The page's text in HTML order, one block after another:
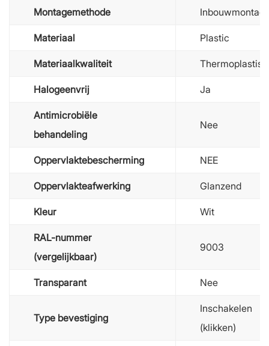
Montagemethode
Materiaal Plastic
Materiaalkwaliteit
Halogeenvrij Ja
Antimicrobiële
behandeling
Nee
Oppervlaktebescherming NEE
Oppervlakteafwerking Glanzend
Kleur Wit
RAL-nummer
(vergelijkbaar)
9003
Transparant Nee
Type bevestiging
Inschakelen
(klikken)